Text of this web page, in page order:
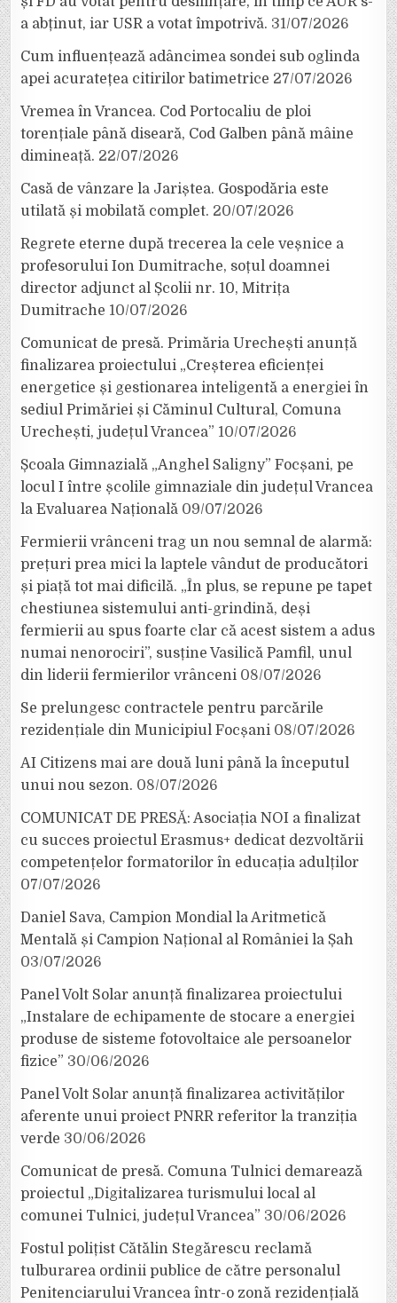
a abținut, iar USR a votat împotrivă. 31/07/2026
Cum influențează adâncimea sondei sub oglinda
apei acuratețea citirilor batimetrice 27/07/2026
Vremea în Vrancea. Cod Portocaliu de ploi
torențiale până diseară, Cod Galben până mâine
dimineață. 22/07/2026
Casă de vânzare la Jariștea. Gospodăria este
utilată și mobilată complet. 20/07/2026
Regrete eterne după trecerea la cele veșnice a
profesorului Ion Dumitrache, soțul doamnei
director adjunct al Școlii nr. 10, Mitrița
Dumitrache 10/07/2026
Comunicat de presă. Primăria Urechești anunță
finalizarea proiectului „Creșterea eficienței
energetice și gestionarea inteligentă a energiei în
sediul Primăriei și Căminul Cultural, Comuna
Urechești, județul Vrancea” 10/07/2026
Școala Gimnazială „Anghel Saligny” Focșani, pe
locul I între școlile gimnaziale din județul Vrancea
la Evaluarea Națională 09/07/2026
Fermierii vrânceni trag un nou semnal de alarmă:
prețuri prea mici la laptele vândut de producători
și piață tot mai dificilă. „În plus, se repune pe tapet
chestiunea sistemului anti-grindină, deși
fermierii au spus foarte clar că acest sistem a adus
numai nenorociri”, susține Vasilică Pamfil, unul
din liderii fermierilor vrânceni 08/07/2026
Se prelungesc contractele pentru parcările
rezidențiale din Municipiul Focșani 08/07/2026
AI Citizens mai are două luni până la începutul
unui nou sezon. 08/07/2026
COMUNICAT DE PRESĂ: Asociația NOI a finalizat
cu succes proiectul Erasmus+ dedicat dezvoltării
competențelor formatorilor în educația adulților
07/07/2026
Daniel Sava, Campion Mondial la Aritmetică
Mentală și Campion Național al României la Șah
03/07/2026
Panel Volt Solar anunță finalizarea proiectului
„Instalare de echipamente de stocare a energiei
produse de sisteme fotovoltaice ale persoanelor
fizice” 30/06/2026
Panel Volt Solar anunță finalizarea activităților
aferente unui proiect PNRR referitor la tranziția
verde 30/06/2026
Comunicat de presă. Comuna Tulnici demarează
proiectul „Digitalizarea turismului local al
comunei Tulnici, județul Vrancea” 30/06/2026
Fostul polițist Cătălin Stegărescu reclamă
tulburarea ordinii publice de către personalul
Penitenciarului Vrancea într-o zonă rezidențială